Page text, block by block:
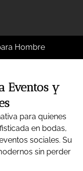
Hombre
Eventos y
para quienes
en bodas,
sociales. Su
sin perder